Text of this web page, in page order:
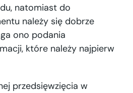
natomiast do
należy się dobrze
ono podania
które należy najpierw
przedsięwzięcia w